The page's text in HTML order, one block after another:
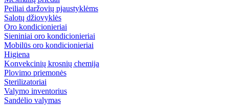
Peiliai daržovių pjaustyklėms
Salotų džiovyklės
Oro kondicionieriai
Sieniniai oro kondicionieriai
Mobilūs oro kondicionieriai
Higiena
Konvekcinių krosnių chemija
Plovimo priemonės
Sterilizatoriai
Valymo inventorius
Sandėlio valymas